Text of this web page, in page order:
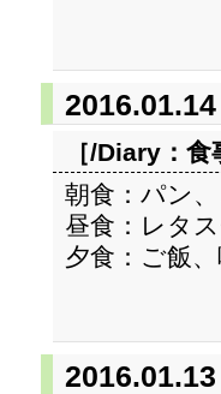
2016.01.14
［/Diary： 食
朝食：パン
昼食：レタ
夕食：ご飯
2016.01.13